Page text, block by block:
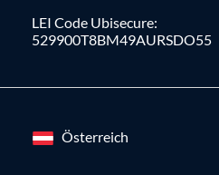
LEI Code Ubisecure:
529900T8BM49AURSDO55
Österreich